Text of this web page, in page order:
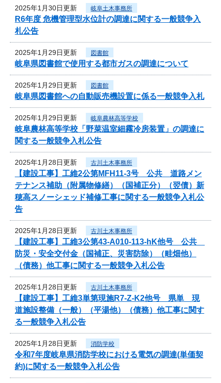
2025年1月30日更新 岐阜土木事務所
R6年度 危機管理型水位計の調達に関する一般競争入
札公告
2025年1月29日更新 図書館
岐阜県図書館で使用する都市ガスの調達について
2025年1月29日更新 図書館
岐阜県図書館への自動販売機設置に係る一般競争入札
2025年1月29日更新 岐阜農林高等学校
岐阜農林高等学校「野菜温室細霧冷房装置」の調達に
関する一般競争入札公告
2025年1月28日更新 古川土木事務所
【建設工事】工維2公第MFH11-3号 公共 道路メン
テナンス補助（附属物修繕）（国補正分）（翌債）新
穂高スノーシェッド補修工事に関する一般競争入札公
告
2025年1月28日更新 古川土木事務所
【建設工事】工維3公第43-A010-113-hK他号 公共
防災・安全交付金（国補正、災害防除）（畦畑他）
（債務）他工事に関する一般競争入札公告
2025年1月28日更新 古川土木事務所
【建設工事】工維3単第現施R7-Z-K2他号 県単 現
道施設整備（一般）（平湯他）（債務）他工事に関す
る一般競争入札公告
2025年1月28日更新 消防学校
令和7年度岐阜県消防学校における電気の調達(単価契
約)に関する一般競争入札公告